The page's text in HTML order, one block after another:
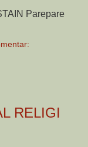
Parepare
RELIGI